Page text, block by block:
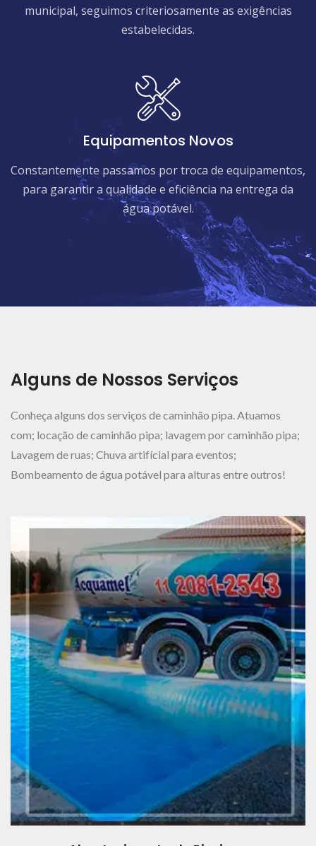
municipal, seguimos criteriosamente as exigências
estabelecidas.
Equipamentos Novos
Constantemente passamos por troca de equipamentos,
para garantir a qualidade e eficiência na entrega da
água potável.
Alguns de Nossos Serviços
Conheça alguns dos serviços de caminhão pipa. Atuamos
com; locação de caminhão pipa; lavagem por caminhão pipa;
Lavagem de ruas; Chuva artifícial para eventos;
Bombeamento de água potável para alturas entre outros!